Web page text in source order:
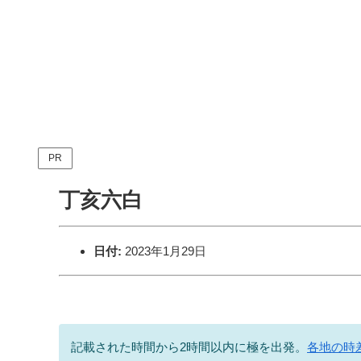
PR
丁亥六白
日付: 2023年1月29日
記載された時間から2時間以内に極を出発。 各地の時